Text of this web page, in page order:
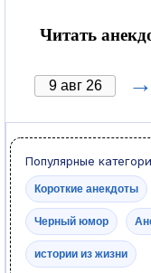
Читать
→
Популярные
Короткие анекдоты
Черный юмор
истории из жизни